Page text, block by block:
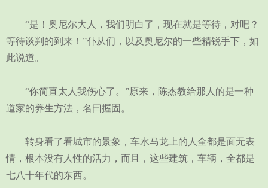
“是！奥尼尔大人，我们明白了，现在就是等待，对吧？
等待谈判的到来！”仆从们，以及奥尼尔的一些精锐手下，如
此说道。
“你简直太人我伤心了。”原来，陈杰教给那人的是一种
道家的养生方法，名曰握固。
转身看了看城市的景象，车水马龙上的人全都是面无表
情，根本没有人性的活力，而且，这些建筑，车辆，全都是
七八十年代的东西。